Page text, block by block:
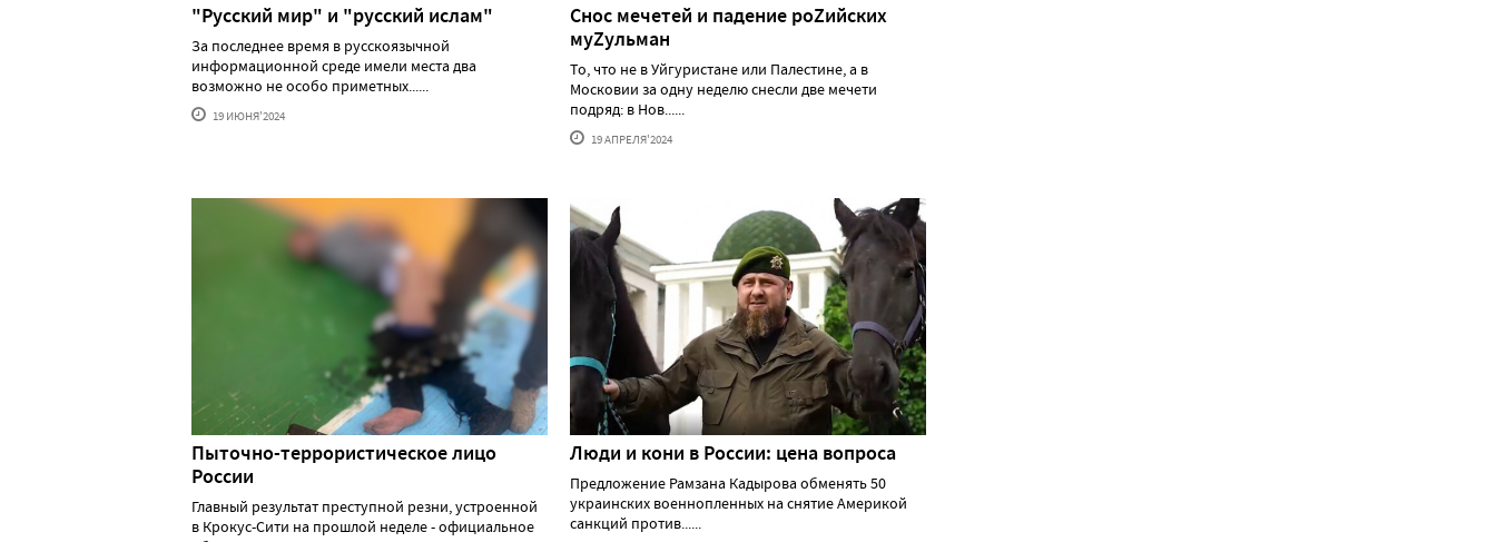
"Русский мир" и "русский ислам"
За последнее время в русскоязычной
информационной среде имели места два
возможно не особо приметных......
19 ИЮНЯ'2024
Снос мечетей и падение роZийских
муZульман
То, что не в Уйгуристане или Палестине, а в
Московии за одну неделю снесли две мечети
подряд: в Нов......
19 АПРЕЛЯ'2024
Пыточно-террористическое лицо
России
Главный результат преступной резни, устроенной
в Крокус-Сити на прошлой неделе - официальное
Люди и кони в России: цена вопроса
Предложение Рамзана Кадырова обменять 50
украинских военнопленных на снятие Америкой
санкций против......